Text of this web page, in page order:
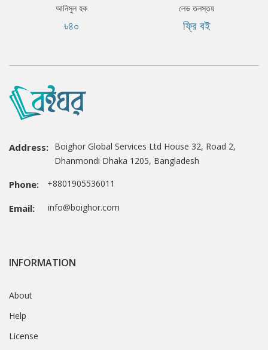
আনিসুল হক
৳৪০
লেভ তলস্তয়
ফ্রি বই
Address: Boighor Global Services Ltd House 32, Road 2,
Dhanmondi Dhaka 1205, Bangladesh
Phone: +8801905536011
Email: info@boighor.com
INFORMATION
About
Help
License